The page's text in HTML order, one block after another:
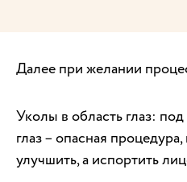
Далее при желании
Уколы в область глаз: под
глаз – опасная
улучшить, а испортить